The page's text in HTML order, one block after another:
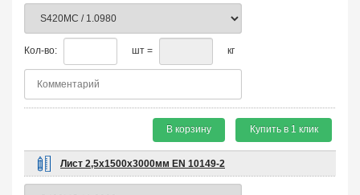
Кол-во: шт = кг
В корзину Купить в 1 клик
Лист 2,5х1500х3000мм EN 10149-2